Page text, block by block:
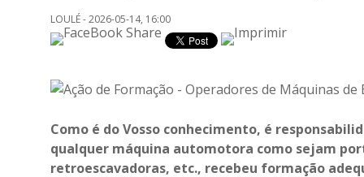
LOULÉ - 2026-05-14, 16:00
Como é do Vosso conhecimento, é
qualquer máquina automotora como sejam
retroescavadoras, etc., recebeu formação